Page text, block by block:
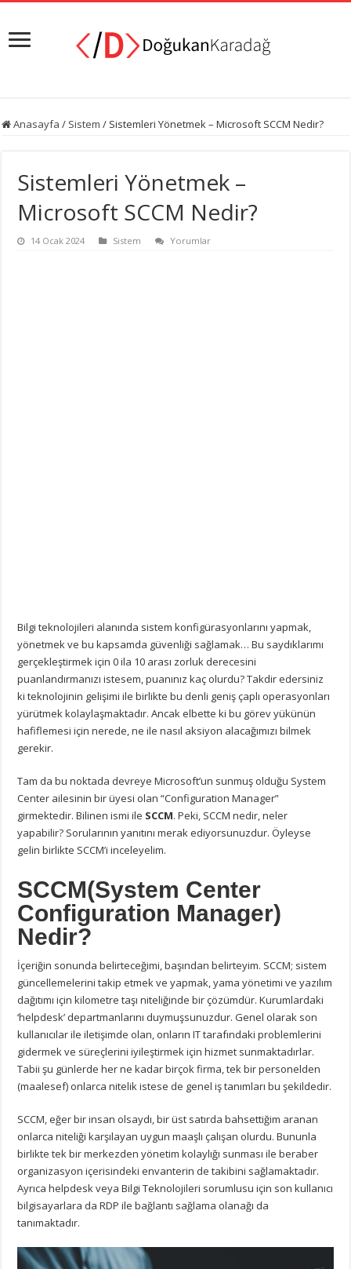
Anasayfa / Sistem / Sistemleri Yönetmek – Microsoft SCCM Nedir?
Sistemleri Yönetmek –
Microsoft SCCM Nedir?
14 Ocak 2024 Sistem Yorumlar
Bilgi teknolojileri alanında sistem konfigürasyonlarını yapmak,
yönetmek ve bu kapsamda güvenliği sağlamak… Bu saydıklarımı
gerçekleştirmek için 0 ila 10 arası zorluk derecesini
puanlandırmanızı istesem, puanınız kaç olurdu? Takdir edersiniz
ki teknolojinin gelişimi ile birlikte bu denli geniş çaplı operasyonları
yürütmek kolaylaşmaktadır. Ancak elbette ki bu görev yükünün
hafiflemesi için nerede, ne ile nasıl aksiyon alacağımızı bilmek
gerekir.
Tam da bu noktada devreye Microsoft’un sunmuş olduğu System
Center ailesinin bir üyesi olan “Configuration Manager”
girmektedir. Bilinen ismi ile SCCM. Peki, SCCM nedir, neler
yapabilir? Sorularının yanıtını merak ediyorsunuzdur. Öyleyse
gelin birlikte SCCM’i inceleyelim.
SCCM(System Center
Configuration Manager)
Nedir?
İçeriğin sonunda belirteceğimi, başından belirteyim. SCCM; sistem
güncellemelerini takip etmek ve yapmak, yama yönetimi ve yazılım
dağıtımı için kilometre taşı niteliğinde bir çözümdür. Kurumlardaki
‘helpdesk’ departmanlarını duymuşsunuzdur. Genel olarak son
kullanıcılar ile iletişimde olan, onların IT tarafındaki problemlerini
gidermek ve süreçlerini iyileştirmek için hizmet sunmaktadırlar.
Tabii şu günlerde her ne kadar birçok firma, tek bir personelden
(maalesef) onlarca nitelik istese de genel iş tanımları bu şekildedir.
SCCM, eğer bir insan olsaydı, bir üst satırda bahsettiğim aranan
onlarca niteliği karşılayan uygun maaşlı çalışan olurdu. Bununla
birlikte tek bir merkezden yönetim kolaylığı sunması ile beraber
organizasyon içerisindeki envanterin de takibini sağlamaktadır.
Ayrıca helpdesk veya Bilgi Teknolojileri sorumlusu için son kullanıcı
bilgisayarlara da RDP ile bağlantı sağlama olanağı da
tanımaktadır.